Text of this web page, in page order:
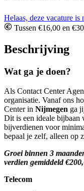
Helaas, deze vacature is
Tussen €16,00 en
Beschrijving
Wat ga je doen?
Als Contact Center
organisatie. Vanaf ons
Center in Nijmegen ga
Dit is een ideale bijbaan
bijverdienen voor
bepaal je zelf, alleen op
Groei binnen 3
verdien gemiddeld
Telecom